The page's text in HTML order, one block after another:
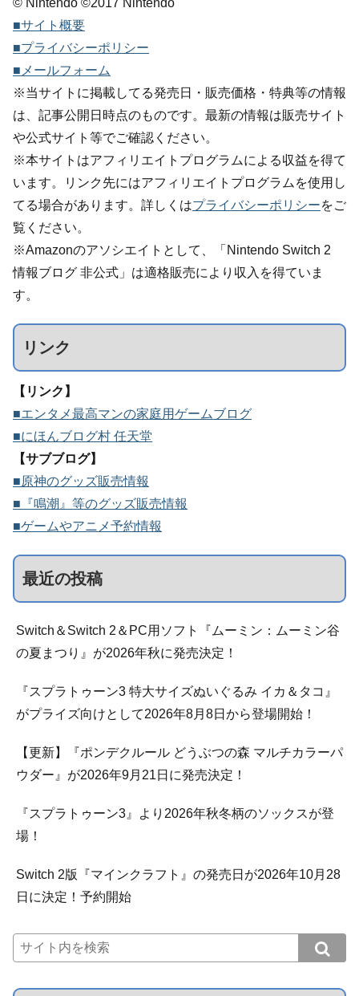
© Nintendo ©2017 Nintendo
■サイト概要
■プライバシーポリシー
■メールフォーム
※当サイトに掲載してる発売日・販売価格・特典等の情報
は、記事公開日時点のものです。最新の情報は販売サイト
や公式サイト等でご確認ください。
※本サイトはアフィリエイトプログラムによる収益を得て
います。リンク先にはアフィリエイトプログラムを使用し
てる場合があります。詳しくはプライバシーポリシーをご
覧ください。
※Amazonのアソシエイトとして、「Nintendo Switch 2
情報ブログ 非公式」は適格販売により収入を得ていま
す。
リンク
【リンク】
■エンタメ最高マンの家庭用ゲームブログ
■にほんブログ村 任天堂
【サブブログ】
■原神のグッズ販売情報
■『鳴潮』等のグッズ販売情報
■ゲームやアニメ予約情報
最近の投稿
Switch＆Switch 2＆PC用ソフト『ムーミン：ムーミン谷
の夏まつり』が2026年秋に発売決定！
『スプラトゥーン3 特大サイズぬいぐるみ イカ＆タコ』
がプライズ向けとして2026年8月8日から登場開始！
【更新】『ポンデクルール どうぶつの森 マルチカラーパ
ウダー』が2026年9月21日に発売決定！
『スプラトゥーン3』より2026年秋冬柄のソックスが登
場！
Switch 2版『マインクラフト』の発売日が2026年10月28
日に決定！予約開始